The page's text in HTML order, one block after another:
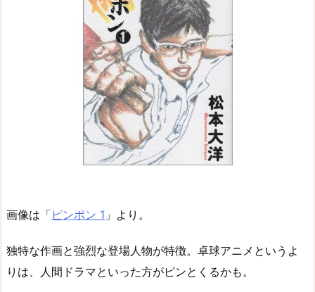
画像は「 ピンポン 1 」より。
独特な作画と強烈な登場人物が特徴。卓球アニメというよ
りは、人間ドラマといった方がピンとくるかも。